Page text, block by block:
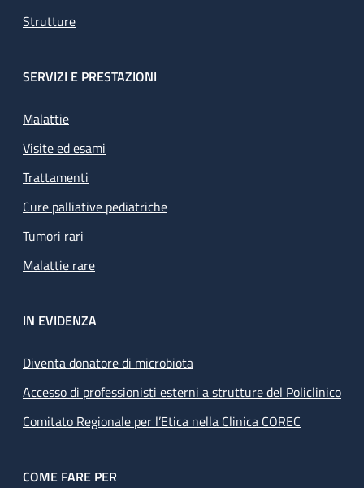
Strutture
SERVIZI E PRESTAZIONI
Malattie
Visite ed esami
Trattamenti
Cure palliative pediatriche
Tumori rari
Malattie rare
IN EVIDENZA
Diventa donatore di microbiota
Accesso di professionisti esterni a strutture del Policlinico
Comitato Regionale per l’Etica nella Clinica COREC
COME FARE PER